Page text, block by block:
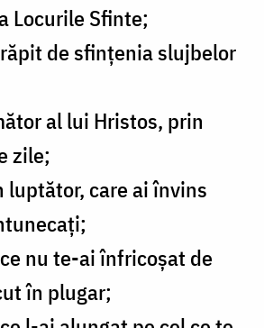
Locurile Sfinte;
de sfințenia slujbelor
al lui Hristos, prin
zile;
luptător, care ai învins
nu te-ai înfricoșat de
în plugar;